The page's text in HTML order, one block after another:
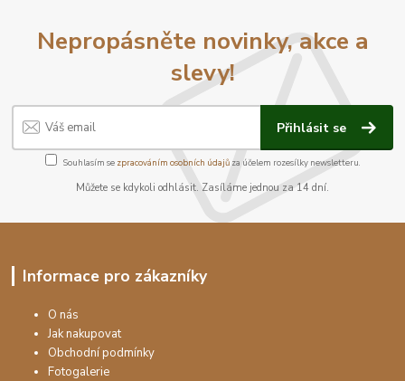
Nepropásněte novinky, akce a
slevy!
Přihlásit se
Souhlasím se zpracováním osobních údajůza účelem rozesílky newsletteru.
Můžete se kdykoli odhlásit. Zasíláme jednou za 14 dní.
Informace pro zákazníky
O nás
Jak nakupovat
Obchodní podmínky
Fotogalerie